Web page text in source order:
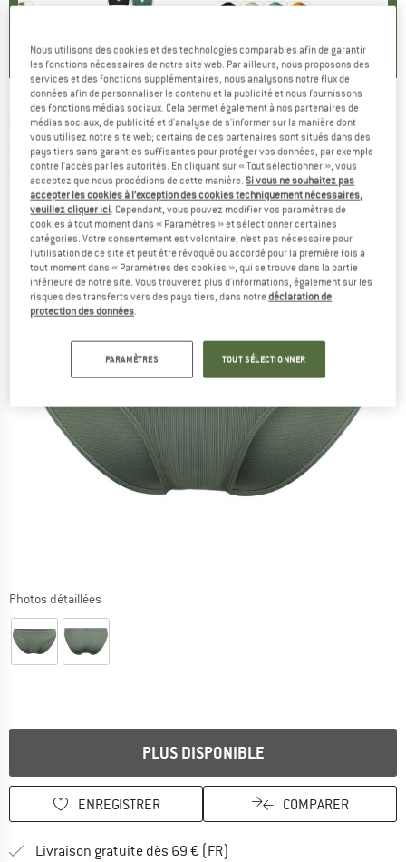
ROXY -Women's Pro The Take Off - Bas de
maillot
(0)
Photos détaillées
PLUS DISPONIBLE
ENREGISTRER COMPARER
Livraison gratuite dès 69 € (FR)
Nous utilisons des cookies et des technologies comparables afin de garantir
les fonctions nécessaires de notre site web. Par ailleurs, nous proposons des
services et des fonctions supplémentaires, nous analysons notre flux de
données afin de personnaliser le contenu et la publicité et nous fournissons
des fonctions médias sociaux. Cela permet également à nos partenaires de
médias sociaux, de publicité et d'analyse de s'informer sur la manière dont
vous utilisez notre site web; certains de ces partenaires sont situés dans des
pays tiers sans garanties suffisantes pour protéger vos données, par exemple
contre l'accès par les autorités. En cliquant sur « Tout sélectionner », vous
acceptez que nous procédions de cette manière.Si vous ne souhaitez pas
accepter les cookies à l’exception des cookies techniquement nécessaires,
veuillez cliquer ici. Cependant, vous pouvez modifier vos paramètres de
cookies à tout moment dans « Paramètres » et sélectionner certaines
catégories. Votre consentement est volontaire, n’est pas nécessaire pour
l’utilisation de ce site et peut être révoqué ou accordé pour la première fois à
tout moment dans « Paramètres des cookies », qui se trouve dans la partie
inférieure de notre site. Vous trouverez plus d'informations, également sur les
risques des transferts vers des pays tiers, dans notredéclaration de
protection des données.
PARAMÈTRES TOUT SÉLECTIONNER